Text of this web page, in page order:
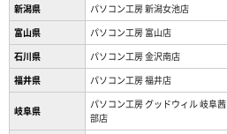
新潟県
パソコン工房 新潟女池店
富山県
パソコン工房 富山店
石川県
パソコン工房 金沢南店
福井県
パソコン工房 福井店
岐阜県
パソコン工房 グッドウィル 岐阜茜
部店